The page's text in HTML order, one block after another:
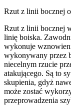
Rzut z linii bocznej
Rzut z linii bocznej
linię boiska.
wykonuje
wykonywany przez
niecelnym rzucie
atakującego. Są to
skupienia, gdyż
może zostać
przeprowadzenia